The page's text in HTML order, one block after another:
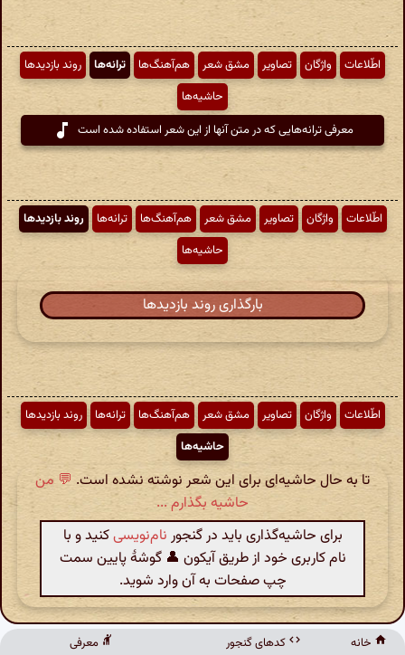
اطّلاعات واژگان تصاویر مشق شعر هم‌آهنگ‌ها ترانه‌ها
روند بازدیدها
حاشیه‌ها
معرفی ترانه‌هایی که در متن آنها از این شعر استفاده شده است
اطّلاعات واژگان تصاویر مشق شعر هم‌آهنگ‌ها ترانه‌ها
روند بازدیدها
حاشیه‌ها
بارگذاری روند بازدیدها
اطّلاعات واژگان تصاویر مشق شعر هم‌آهنگ‌ها ترانه‌ها
روند بازدیدها
حاشیه‌ها
تا به حال حاشیه‌ای برای این شعر نوشته نشده است. 💬 من
حاشیه بگذارم ...
برای حاشیه‌گذاری باید در گنجور نام‌نویسیکنید و با
نام کاربری خود از طریق آیکون 👤 گوشهٔ پایین سمت
چپ صفحات به آن وارد شوید.
خانه کدهای گنجور معرفی